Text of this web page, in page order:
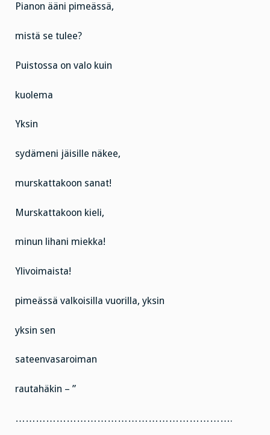
Pianon ääni pimeässä,
mistä se tulee?
Puistossa on valo kuin
kuolema
Yksin
sydämeni jäisille näkee,
murskattakoon sanat!
Murskattakoon kieli,
minun lihani miekka!
Ylivoimaista!
pimeässä valkoisilla vuorilla, yksin
yksin sen
sateenvasaroiman
rautahäkin – ”
……………………………………………………….